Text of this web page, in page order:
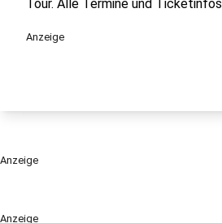
Anzeige
Tour. Alle Termine und Ticketinfos
Anzeige
Anzeige